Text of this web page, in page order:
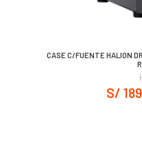
CASE C/FUENTE HALION
S/